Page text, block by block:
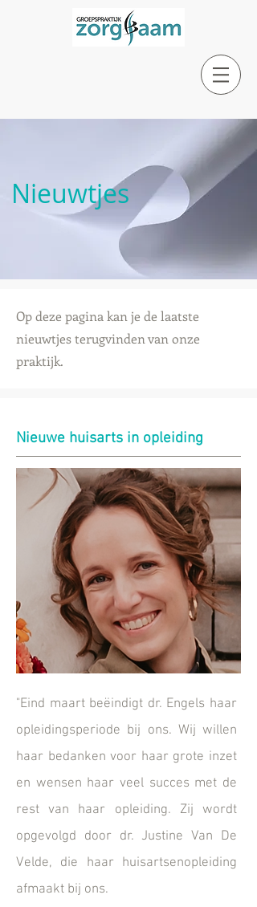
Nieuwtjes
Op deze pagina kan je de laatste
nieuwtjes terugvinden van onze
praktijk.
Nieuwe huisarts in opleiding
"Eind maart beëindigt dr. Engels haar
opleidingsperiode bij ons. Wij willen
haar bedanken voor haar grote inzet
en wensen haar veel succes met de
rest van haar opleiding. Zij wordt
opgevolgd door dr. Justine Van De
Velde, die haar huisartsenopleiding
afmaakt bij ons.